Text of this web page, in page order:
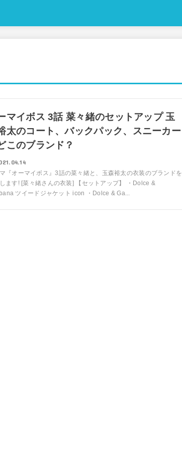
マイボス 3話 菜々緒のセットアップ 玉
太のコート、バックパック、スニーカー
このブランド？
マ『オーマイボス』3話の菜々緒と、玉森裕太の衣装のブランドを
ます! [菜々緒さんの衣装] 【セットアップ】 ・Dolce &
ツイードジャケット icon ・Dolce & Ga...